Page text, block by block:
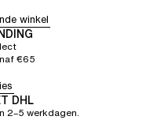
winkel
€65
DHL
2–5 werkdagen.